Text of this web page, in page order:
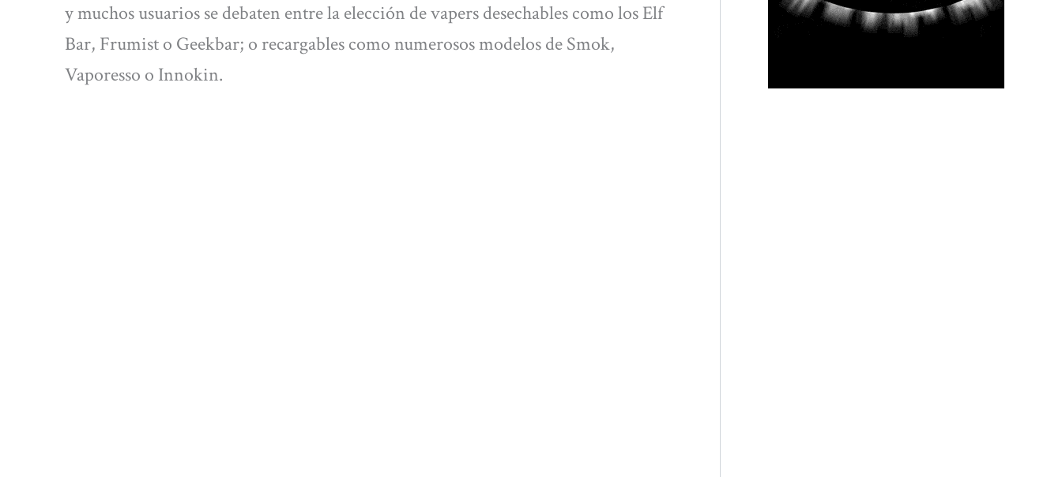
y muchos usuarios se debaten entre la elección de vapers desechables como los Elf
Bar, Frumist o Geekbar; o recargables como numerosos modelos de Smok,
Vaporesso o Innokin.